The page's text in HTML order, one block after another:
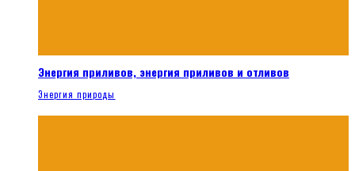
Энергия приливов, энергия приливов и отливов
Энергия природы